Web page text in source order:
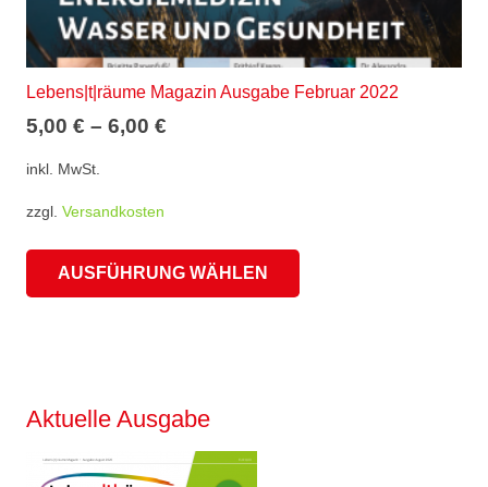
Lebens|t|räume Magazin Ausgabe Februar 2022
5,00 € – 6,00 €
inkl. MwSt.
zzgl. Versandkosten
AUSFÜHRUNG WÄHLEN
Aktuelle Ausgabe